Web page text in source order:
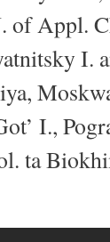
of Appl.
I.
I.,
ta